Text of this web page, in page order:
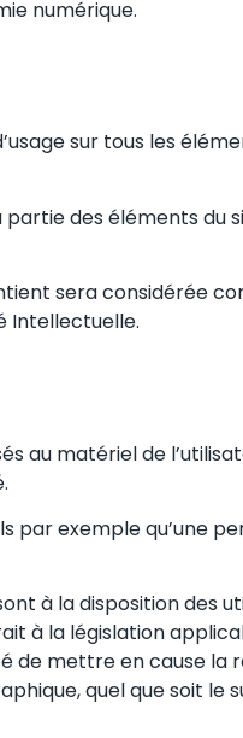
numérique.
sur tous les
des éléments du
sera considérée
Intellectuelle.
matériel de
exemple qu’une
à la disposition des
à la législation
mettre en cause la
quel que soit